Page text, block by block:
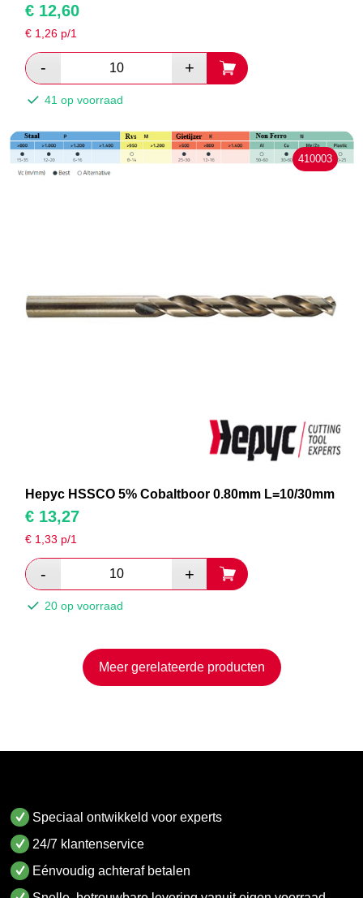
€ 12,60
€ 1,26 p/1
41 op voorraad
410003
Hepyc HSSCO 5% Cobaltboor 0.80mm L=10/30mm
€ 13,27
€ 1,33 p/1
20 op voorraad
Meer gerelateerde producten
Speciaal ontwikkeld voor experts
24/7 klantenservice
Eénvoudig achteraf betalen